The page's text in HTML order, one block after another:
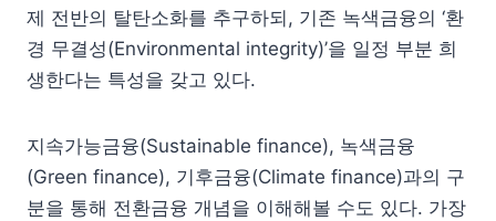
제 전반의 탈탄소화를 추구하되, 기존 녹색금융의 ‘환
경 무결성(Environmental integrity)’을 일정 부분 희
생한다는 특성을 갖고 있다.
지속가능금융(Sustainable finance), 녹색금융
(Green finance), 기후금융(Climate finance)과의 구
분을 통해 전환금융 개념을 이해해볼 수도 있다. 가장